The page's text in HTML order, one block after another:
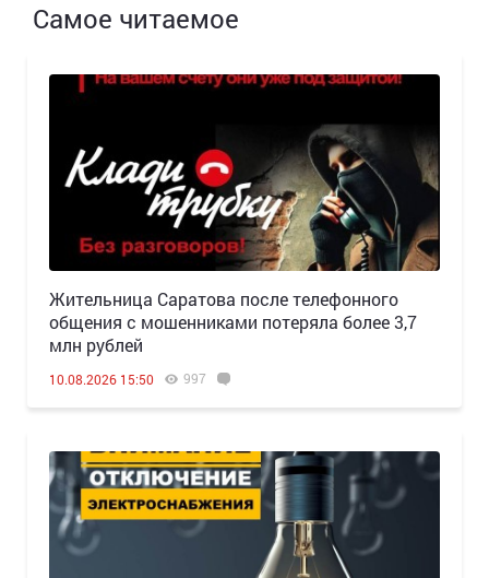
Самое читаемое
Жительница Саратова после телефонного
общения с мошенниками потеряла более 3,7
млн рублей
10.08.2026 15:50 997